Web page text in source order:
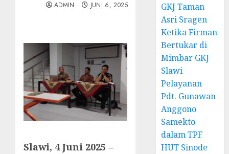
ADMIN JUNI 6, 2025
Slawi, 4 Juni 2025 –
GKJ Taman
Asri Sragen
Ketika Firman
Bertukar di
Mimbar GKJ
Slawi
Pelayanan
Pdt. Gunawan
Anggono
Samekto
dalam TPF
HUT Sinode